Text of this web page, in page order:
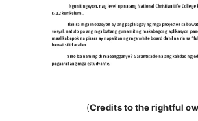
(Credits to the rightful